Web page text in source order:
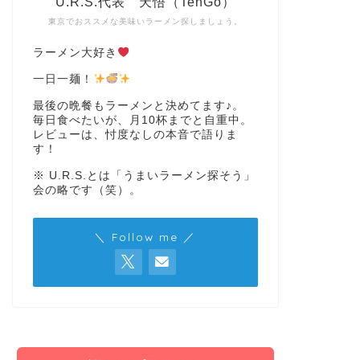
東京でおススメな美味いラーメン探しましょう。
ラーメン大好き
一日一麺！
最後の晩餐もラーメンと決めてます♪。
毎日食べたいが、月10杯までと自重中。
レビューは、忖度なしの本音で語りま
す！
※ U.R.S.とは「うまいラーメン探そう」
会の略です（笑）。
＼ Follow me ／